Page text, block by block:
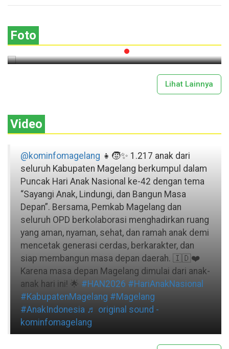
Foto
Lima Gunung XXV Kobarkan Semangat
Lihat Lainnya
Video
@kominfomagelang 👧🧒✨ 1.217 anak dari
seluruh Kabupaten Magelang berkumpul dalam
Puncak Hari Anak Nasional ke-42 dengan tema
“Sayangi Anak, Lindungi, dan Bangun Masa
Depan”. Bersama, Pemkab Magelang dan
seluruh OPD berkolaborasi menghadirkan ruang
yang aman, nyaman, sehat, dan ramah anak demi
mencetak generasi cerdas, berkarakter, dan
siap membangun masa depan daerah. 🇮🇩❤️
Karena masa depan Magelang dimulai dari anak-
anak hari ini! 🌟 #HAN2026 #HariAnakNasional
#KabupatenMagelang #Magelang
#AnakIndonesia ♬ original sound -
kominfomagelang